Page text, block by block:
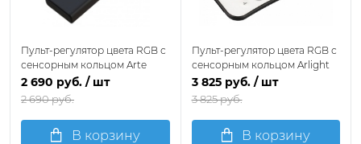
Пульт-регулятор цвета RGB с
сенсорным кольцом Arte
Lamp SMART A70RC-04CH-
BK
2 690 руб. / шт
2 690 руб.
В корзину
Пульт-регулятор цвета RGB с
сенсорным кольцом Arlight
SMART 037675
3 825 руб. / шт
3 825 руб.
В корзину